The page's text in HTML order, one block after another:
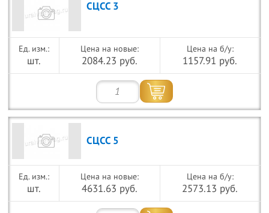
СЦСС 3
шт.
Цена на новые:
2084.23 руб.
Цена на б/у:
1157.91 руб.
СЦСС 5
шт.
Цена на новые:
4631.63 руб.
Цена на б/у:
2573.13 руб.